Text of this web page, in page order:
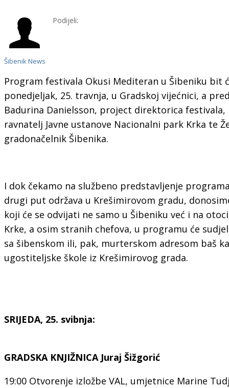
Šibenik News
Podijeli:
Program festivala Okusi Mediteran u Šibeniku bit
ponedjeljak, 25. travnja, u Gradskoj vijećnici, a
Badurina Danielsson, project direktorica festivala,
ravnatelj Javne ustanove Nacionalni park Krka te
gradonačelnik Šibenika.
I dok čekamo na službeno predstavljenje
drugi put održava u Krešimirovom gradu,
koji će se odvijati ne samo u Šibeniku već i na
Krke, a osim stranih chefova, u programu će
sa šibenskom ili, pak, murterskom adresom baš
ugostiteljske škole iz Krešimirovog grada.
SRIJEDA, 25. svibnja:
GRADSKA KNJIŽNICA Juraj Šižgorić
19:00 Otvorenje izložbe VAL, umjetnice Marine